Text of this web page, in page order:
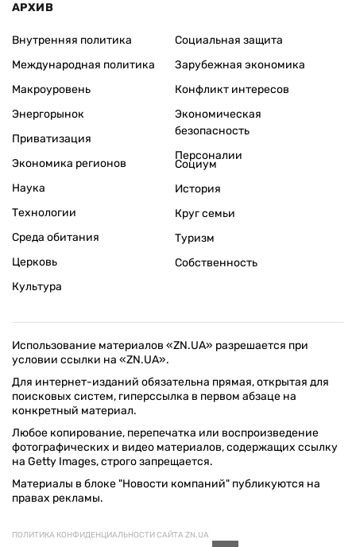
АРХИВ
Внутренняя политика
Международная политика
Макроуровень
Энергорынок
Приватизация
Экономика регионов
Социальная защита
Зарубежная экономика
Конфликт интересов
Экономическая
безопасность
Персоналии
Наука
Технологии
Среда обитания
Церковь
Культура
Социум
История
Круг семьи
Туризм
Собственность
Использование материалов «ZN.UA» разрешается при
условии ссылки на «ZN.UA».
Для интернет-изданий обязательна прямая, открытая для
поисковых систем, гиперссылка в первом абзаце на
конкретный материал.
Любое копирование, перепечатка или воспроизведение
фотографических и видео материалов, содержащих ссылку
на Getty Images, строго запрещается.
Материалы в блоке "Новости компаний" публикуются на
правах рекламы.
ПОЛИТИКА КОНФИДЕНЦИАЛЬНОСТИ САЙТА ZN.UA